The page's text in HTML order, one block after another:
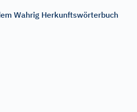
Wahrig Herkunftswörterbuch